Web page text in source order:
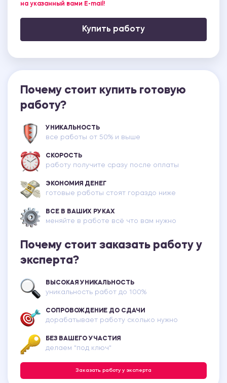
на указанный вами E-mail!
Купить работу
Почему стоит купить готовую
работу?
УНИКАЛЬНОСТЬ
все работы от 50% и выше
СКОРОСТЬ
работу получите сразу после оплаты
ЭКОНОМИЯ ДЕНЕГ
готовые работы стоят гораздо ниже
ВСЕ В ВАШИХ РУКАХ
меняйте в работе всё что вам нужно
Почему стоит заказать работу у
эксперта?
ВЫСОКАЯ УНИКАЛЬНОСТЬ
уникальность работ до 100%
СОПРОВОЖДЕНИЕ ДО СДАЧИ
дорабатывает работу сколько нужно
БЕЗ ВАШЕГО УЧАСТИЯ
делаем "под ключ"
Заказать работу у эксперта